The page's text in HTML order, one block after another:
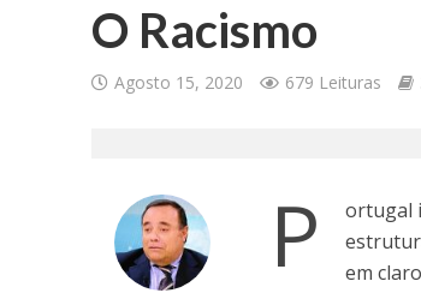
O Racismo
Agosto 15, 2020 679 Leituras
P
ortugal
em